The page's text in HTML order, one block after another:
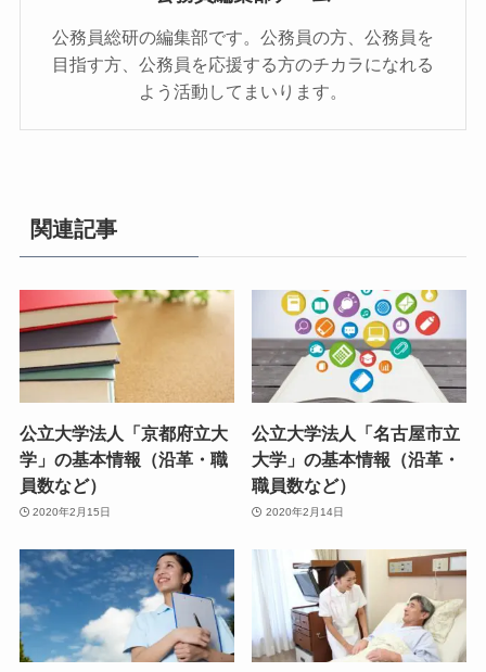
公務員総研の編集部です。公務員の方、公務員を
目指す方、公務員を応援する方のチカラになれる
よう活動してまいります。
関連記事
公立大学法人「京都府立大
学」の基本情報（沿革・職
員数など）
2020年2月15日
公立大学法人「名古屋市立
大学」の基本情報（沿革・
職員数など）
2020年2月14日